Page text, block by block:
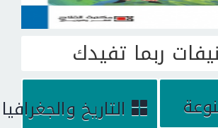
ربما تفيدك
التاريخ والجغرافيا